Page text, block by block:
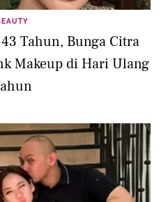
Tahun, Bunga Citra
Makeup di Hari Ulang